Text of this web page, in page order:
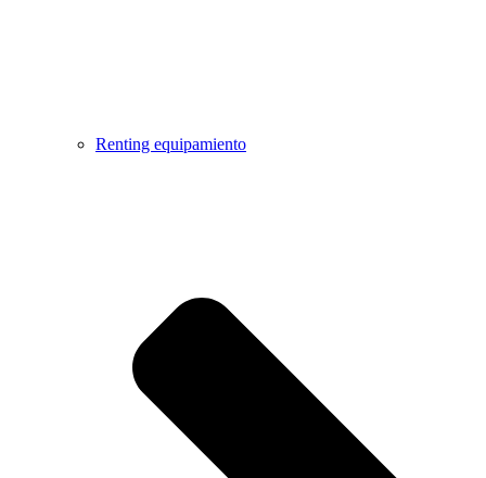
Renting equipamiento